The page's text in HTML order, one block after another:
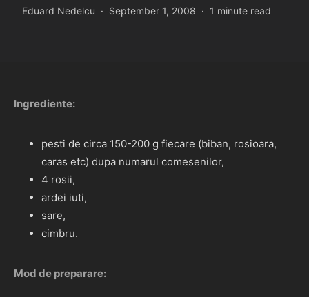
Eduard Nedelcu September 1, 2008 1 minute read
Ingrediente:
pesti de circa 150-200 g fiecare (biban, rosioara,
caras etc) dupa numarul comesenilor,
4 rosii,
ardei iuti,
sare,
cimbru.
Mod de preparare: